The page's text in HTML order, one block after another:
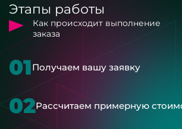
Этапы работы
Как происходит выполнение
заказа
01Получаем вашу заявку
02Рассчитаем примерную